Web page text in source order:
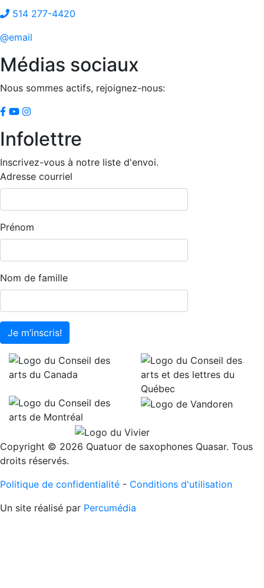
514 277-4420
@email
Médias sociaux
Nous sommes actifs, rejoignez-nous:
Infolettre
Inscrivez-vous à notre liste d'envoi.
Adresse courriel
Prénom
Nom de famille
Je m’inscris!
Copyright © 2026 Quatuor de saxophones Quasar. Tous
droits réservés.
Politique de confidentialité - Conditions d'utilisation
Un site réalisé par Percumédia